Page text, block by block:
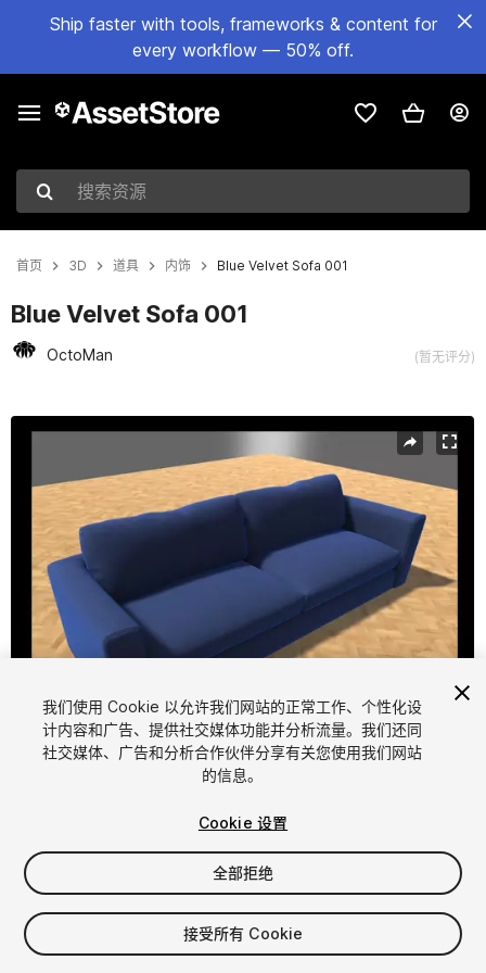
Ship faster with tools, frameworks & content for
every workflow — 50% off.
搜索资源
首页 3D 道具 内饰 Blue Velvet Sofa 001
Blue Velvet Sofa 001
OctoMan (暂无评分)
当前幻灯片：1 / 6
1 /6
$8.99
我们使用 Cookie 以允许我们网站的正常工作、个性化设
计内容和广告、提供社交媒体功能并分析流量。我们还同
社交媒体、广告和分析合作伙伴分享有关您使用我们网站
的信息。
Cookie 设置
全部拒绝
接受所有 Cookie